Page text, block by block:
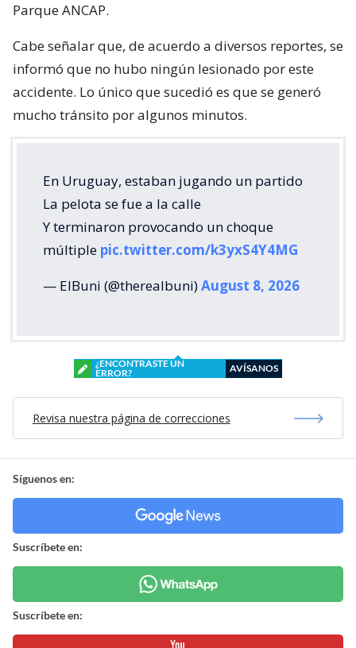
Parque ANCAP.
Cabe señalar que, de acuerdo a diversos reportes, se
informó que no hubo ningún lesionado por este
accidente. Lo único que sucedió es que se generó
mucho tránsito por algunos minutos.
En Uruguay, estaban jugando un partido
La pelota se fue a la calle
Y terminaron provocando un choque
múltiple pic.twitter.com/k3yxS4Y4MG
— ElBuni (@therealbuni)August 8, 2026
¿ENCONTRASTE UN
ERROR?
AVÍSANOS
Revisa nuestra página de correcciones
Síguenos en:
Suscríbete en:
Suscríbete en: